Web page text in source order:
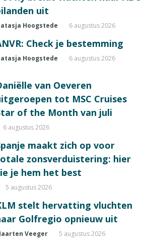
uit
Hoogstede 6 augustus 2026
Check je bestemming
Hoogstede 6 augustus 2026
van Oeveren
tot MSC Cruises
of the Month van juli
6 augustus 2026
maakt zich op voor
zonsverduistering: hier
je hem het best
5 augustus 2026
stelt hervatting vluchten
Golfregio opnieuw uit
Veeger 5 augustus 2026